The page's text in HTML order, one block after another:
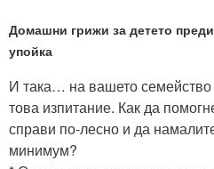
Домашни грижи за детето
упойка
И така… на вашето
това изпитание. Как да
справи по-лесно и да
минимум?